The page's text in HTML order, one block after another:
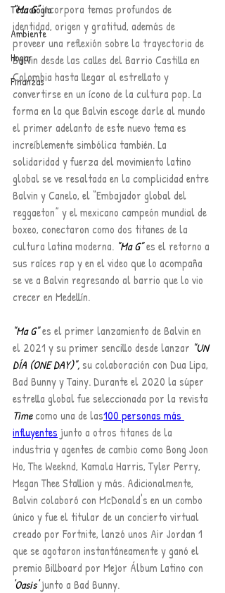
Tecnología
Ambiente
Hogar
Finanzas
“Ma G” incorpora temas profundos de
identidad, origen y gratitud, además de
proveer una reflexión sobre la trayectoria de
Balvin desde las calles del Barrio Castilla en
Colombia hasta llegar al estrellato y
convertirse en un ícono de la cultura pop. La
forma en la que Balvin escoge darle al mundo
el primer adelanto de este nuevo tema es
increíblemente simbólica también. La
solidaridad y fuerza del movimiento latino
global se ve resaltada en la complicidad entre
Balvin y Canelo, el “Embajador global del
reggaeton” y el mexicano campeón mundial de
boxeo, conectaron como dos titanes de la
cultura latina moderna. "Ma G" es el retorno a
sus raíces rap y en el video que lo acompaña
se ve a Balvin regresando al barrio que lo vio
crecer en Medellín.
"Ma G" es el primer lanzamiento de Balvin en
el 2021 y su primer sencillo desde lanzar "UN
DÍA (ONE DAY)", su colaboración con Dua Lipa,
Bad Bunny y Tainy. Durante el 2020 la súper
estrella global fue seleccionada por la revista
Time como una de las100 personas más
influyentes junto a otros titanes de la
industria y agentes de cambio como Bong Joon
Ho, The Weeknd, Kamala Harris, Tyler Perry,
Megan Thee Stallion y más. Adicionalmente,
Balvin colaboró con McDonald's en un combo
único y fue el titular de un concierto virtual
creado por Fortnite, lanzó unos Air Jordan 1
que se agotaron instantáneamente y ganó el
premio Billboard por Mejor Álbum Latino con
'Oasis' junto a Bad Bunny.